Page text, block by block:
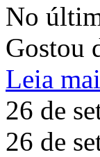
No
Gostou
Leia
26 de
26 de